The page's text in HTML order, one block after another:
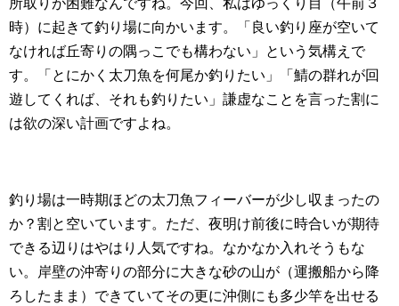
所取りが困難なんですね。今回、私はゆっくり目（午前３
時）に起きて釣り場に向かいます。「良い釣り座が空いて
なければ丘寄りの隅っこでも構わない」という気構えで
す。「とにかく太刀魚を何尾か釣りたい」「鯖の群れが回
遊してくれば、それも釣りたい」謙虚なことを言った割に
は欲の深い計画ですよね。
釣り場は一時期ほどの太刀魚フィーバーが少し収まったの
か？割と空いています。ただ、夜明け前後に時合いが期待
できる辺りはやはり人気ですね。なかなか入れそうもな
い。岸壁の沖寄りの部分に大きな砂の山が（運搬船から降
ろしたまま）できていてその更に沖側にも多少竿を出せる